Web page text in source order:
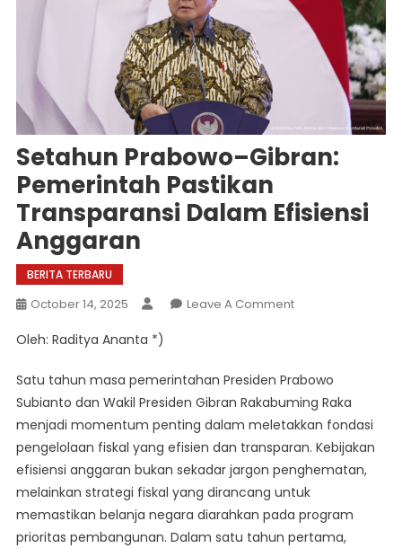
Setahun Prabowo–Gibran:
Pemerintah Pastikan
Transparansi Dalam Efisiensi
Anggaran
BERITA TERBARU
October 14, 2025 Leave A CommentOn
Pemerintah
Pastikan
Transparansi
Dalam
Efisiensi
Anggaran
Oleh: Raditya Ananta *)
Satu tahun masa pemerintahan Presiden Prabowo
Subianto dan Wakil Presiden Gibran Rakabuming Raka
menjadi momentum penting dalam meletakkan fondasi
pengelolaan fiskal yang efisien dan transparan. Kebijakan
efisiensi anggaran bukan sekadar jargon penghematan,
melainkan strategi fiskal yang dirancang untuk
memastikan belanja negara diarahkan pada program
prioritas pembangunan. Dalam satu tahun pertama,